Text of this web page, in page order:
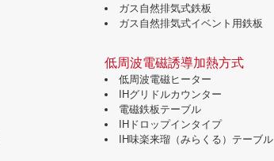
ガス自然排気式鉄板
ガス自然排気式イベント用鉄板
低周波電磁誘導加熱方式
低周波電磁ヒーター
IHグリドルカウンター
電磁鉄板テーブル
IHドロップインタイプ
IH味楽来瑠（みらくる）テーブル